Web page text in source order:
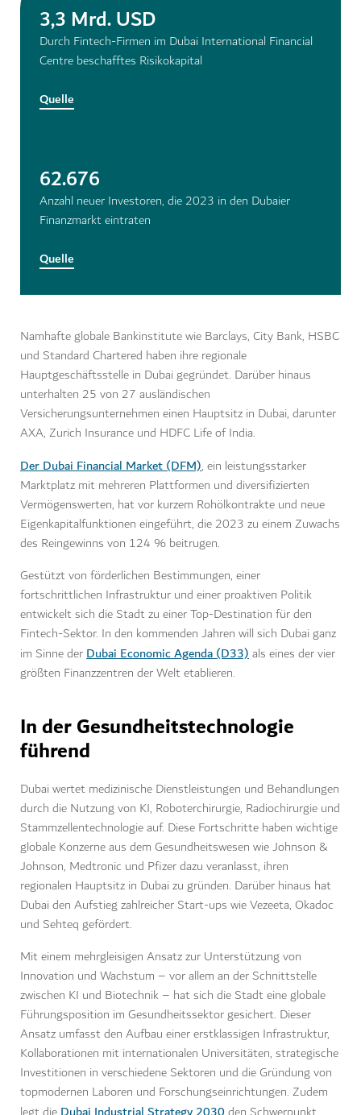
3,3 Mrd. USD
Durch Fintech-Firmen im Dubai International Financial
Centre beschafftes Risikokapital
Quelle
62.676
Anzahl neuer Investoren, die 2023 in den Dubaier
Finanzmarkt eintraten
Quelle
Namhafte globale Bankinstitute wie Barclays, City Bank, HSBC
und Standard Chartered haben ihre regionale
Hauptgeschäftsstelle in Dubai gegründet. Darüber hinaus
unterhalten 25 von 27 ausländischen
Versicherungsunternehmen einen Hauptsitz in Dubai, darunter
AXA, Zurich Insurance und HDFC Life of India.
Der Dubai Financial Market (DFM), ein leistungsstarker
Marktplatz mit mehreren Plattformen und diversifizierten
Vermögenswerten, hat vor kurzem Rohölkontrakte und neue
Eigenkapitalfunktionen eingeführt, die 2023 zu einem Zuwachs
des Reingewinns von 124 % beitrugen.
Gestützt von förderlichen Bestimmungen, einer
fortschrittlichen Infrastruktur und einer proaktiven Politik
entwickelt sich die Stadt zu einer Top-Destination für den
Fintech-Sektor. In den kommenden Jahren will sich Dubai ganz
im Sinne derDubai Economic Agenda (D33)als eines der vier
größten Finanzzentren der Welt etablieren.
In der Gesundheitstechnologie
führend
Dubai wertet medizinische Dienstleistungen und Behandlungen
durch die Nutzung von KI, Roboterchirurgie, Radiochirurgie und
Stammzellentechnologie auf. Diese Fortschritte haben wichtige
globale Konzerne aus dem Gesundheitswesen wie Johnson &
Johnson, Medtronic und Pfizer dazu veranlasst, ihren
regionalen Hauptsitz in Dubai zu gründen. Darüber hinaus hat
Dubai den Aufstieg zahlreicher Start-ups wie Vezeeta, Okadoc
und Sehteq gefördert.
Mit einem mehrgleisigen Ansatz zur Unterstützung von
Innovation und Wachstum – vor allem an der Schnittstelle
zwischen KI und Biotechnik – hat sich die Stadt eine globale
Führungsposition im Gesundheitssektor gesichert. Dieser
Ansatz umfasst den Aufbau einer erstklassigen Infrastruktur,
Kollaborationen mit internationalen Universitäten, strategische
Investitionen in verschiedene Sektoren und die Gründung von
topmodernen Laboren und Forschungseinrichtungen. Zudem